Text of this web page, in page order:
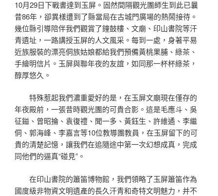
10月29日下戰書達到玉屏。固然間隔觀光團師生到此已曩
昔86年，卻異樣遭到了縣當局在古城門廣場的熱鬧接待。
幾位縣引導陪伴我們觀賞了鐘鼓樓、文廟、印山書院等汗
青遺址，一路講授玉屏的人文風采。每到一處，身著平易
近族服裝的漂亮侗族姑娘都給我們預備黃桃果脯、綠茶、
手繪明信片。玉屏與聯年夜的友誼，如同那一杯杯綠茶，
醇厚悠久。
特殊惹起我們濃重愛好的是，在玉屏文廟現在僅存的
年夜殿前，一張昔時觀光團的可貴合影。這是毛應斗、吳
征鎰、曾昭掄、袁復禮、聞一多、黃鈺生、許維遹、李繼
侗、郭海峰、李嘉言等10位教導團教員，在玉屏留下的可
貴的清楚記憶，讓我們在追隨途中第一次幻想成真，完成
同他們的逼真“碰見”。
在印山書院的簫笛博物館，我們領略了玉屏簫笛作為
國度級非物資文明遺產的長久汗青和奇特文明魅力，并不